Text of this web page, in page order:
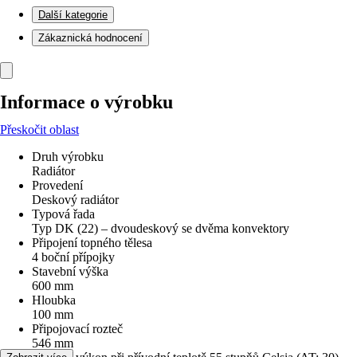
Další kategorie
Zákaznická hodnocení
Informace o výrobku
Přeskočit oblast
Druh výrobku
Radiátor
Provedení
Deskový radiátor
Typová řada
Typ DK (22) – dvoudeskový se dvěma konvektory
Připojení topného tělesa
4 boční přípojky
Stavební výška
600 mm
Hloubka
100 mm
Připojovací rozteč
546 mm